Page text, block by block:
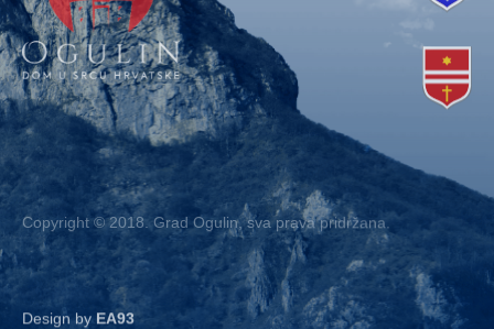
Copyright © 2018. Grad Ogulin, sva prava pridržana.
Design by EA93